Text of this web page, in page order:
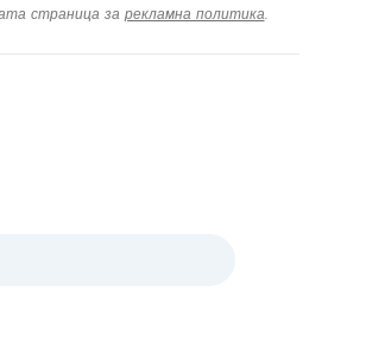
страница за рекламна политика.